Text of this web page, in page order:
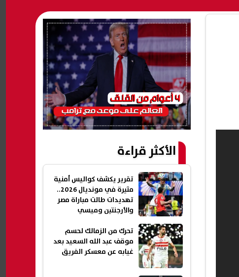
الأكثر قراءة
تقرير يكشف كواليس أمنية
مثيرة في مونديال 2026..
تهديدات طالت مباراة مصر
والأرجنتين وميسي
تحرك من الزمالك لحسم
موقف عبد الله السعيد بعد
غيابه عن معسكر الفريق